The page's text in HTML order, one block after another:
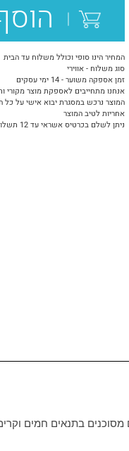
המחיר הינו סופי וכולל משלוח עד הבית
סוג משלוח - אווירי
זמן אספקה משוער - 14 ימי עסקים
אנחנו מתחייבים לאספקת מוצר מקורי
המוצר נרכש במסגרת יבוא אישי על
אחריות לטיב המוצר
ניתן לשלם בכרטיס אשראי עד 12 תשלומים (בתוספת ריבית)
בתנאים חמים